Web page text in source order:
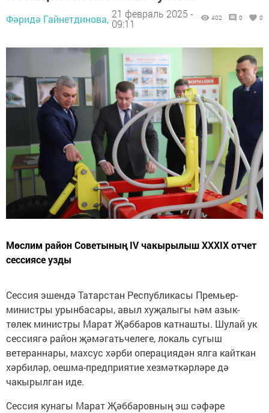
Фәридә Гайнетдинова, 21 февраль 2025 -
09:11
402 0 0
Мөслим район Советының IV чакырылыш XXXIX отчет
сессиясе узды
Сессия эшендә Татарстан Республикасы Премьер-
министры урынбасары, авыл хуҗалыгы һәм азык-
төлек министры Марат Җәббаров катнашты. Шулай ук
сессиягә район җәмәгатьчелеге, локаль сугыш
ветераннары, махсус хәрби операциядән ялга кайткан
хәрбиләр, оешма-предприятие хезмәткәрләре дә
чакырылган иде.
Сессия кунагы Марат Җәббаровның эш сәфәре